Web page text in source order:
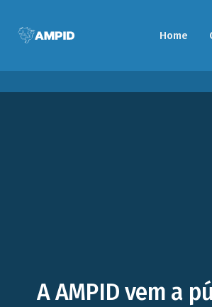
Home
A AMPID vem a